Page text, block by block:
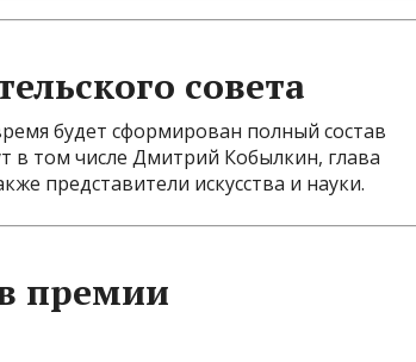
совета
будет сформирован полный состав
в том числе Дмитрий Кобылкин, глава
представители искусства и науки.
премии